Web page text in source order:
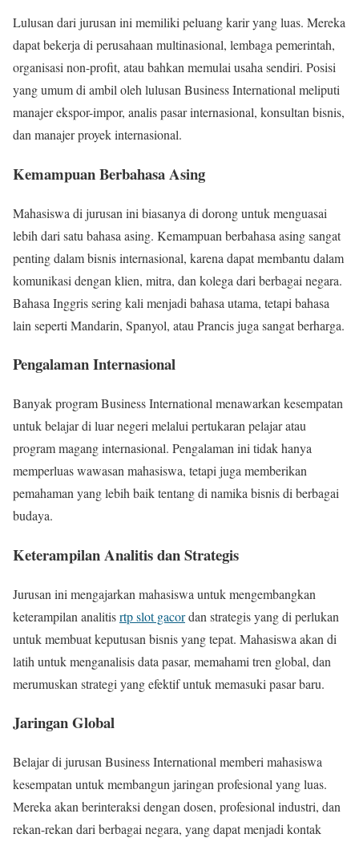
Lulusan dari jurusan ini memiliki peluang karir yang luas. Mereka
dapat bekerja di perusahaan multinasional, lembaga pemerintah,
organisasi non-profit, atau bahkan memulai usaha sendiri. Posisi
yang umum di ambil oleh lulusan Business International meliputi
manajer ekspor-impor, analis pasar internasional, konsultan bisnis,
dan manajer proyek internasional.
Kemampuan Berbahasa Asing
Mahasiswa di jurusan ini biasanya di dorong untuk menguasai
lebih dari satu bahasa asing. Kemampuan berbahasa asing sangat
penting dalam bisnis internasional, karena dapat membantu dalam
komunikasi dengan klien, mitra, dan kolega dari berbagai negara.
Bahasa Inggris sering kali menjadi bahasa utama, tetapi bahasa
lain seperti Mandarin, Spanyol, atau Prancis juga sangat berharga.
Pengalaman Internasional
Banyak program Business International menawarkan kesempatan
untuk belajar di luar negeri melalui pertukaran pelajar atau
program magang internasional. Pengalaman ini tidak hanya
memperluas wawasan mahasiswa, tetapi juga memberikan
pemahaman yang lebih baik tentang di namika bisnis di berbagai
budaya.
Keterampilan Analitis dan Strategis
Jurusan ini mengajarkan mahasiswa untuk mengembangkan
keterampilan analitisrtp slot gacordan strategis yang di perlukan
untuk membuat keputusan bisnis yang tepat. Mahasiswa akan di
latih untuk menganalisis data pasar, memahami tren global, dan
merumuskan strategi yang efektif untuk memasuki pasar baru.
Jaringan Global
Belajar di jurusan Business International memberi mahasiswa
kesempatan untuk membangun jaringan profesional yang luas.
Mereka akan berinteraksi dengan dosen, profesional industri, dan
rekan-rekan dari berbagai negara, yang dapat menjadi kontak